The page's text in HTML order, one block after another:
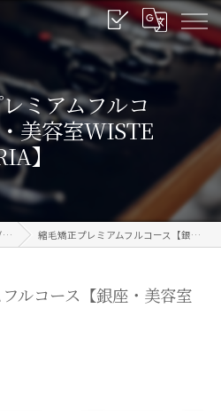
ミアムフルコ
美容室WISTE
】
縮毛矯正プレミアムフルコース【銀座・美容室WISTERIA】
ルコース【銀座・美容室